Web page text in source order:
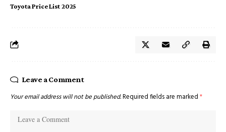
Toyota Price List 2025
Leave a Comment
Your email address will not be published.Required fields are marked *